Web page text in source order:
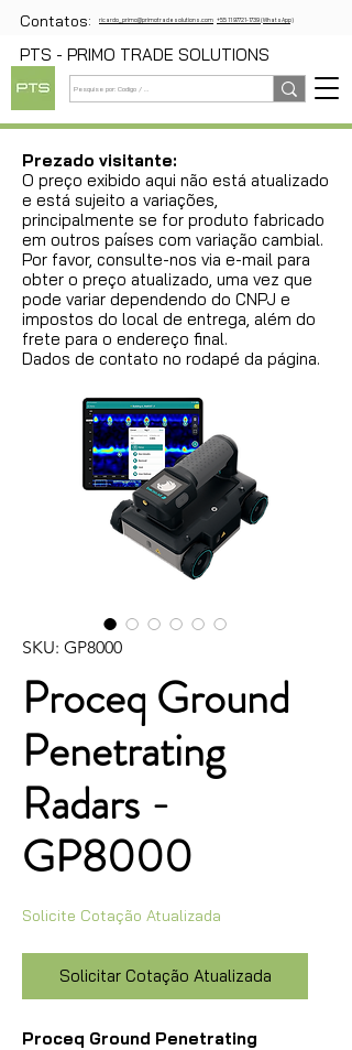
Contatos: ricardo_primo@primotradesolutions.com +55 11 97721-1739 (WhatsApp)
PTS - PRIMO TRADE SOLUTIONS
Prezado visitante:
O preço exibido aqui não está atualizado
e está sujeito a variações,
principalmente se for produto fabricado
em outros países com variação cambial.
Por favor, consulte-nos via e-mail para
obter o preço atualizado, uma vez que
pode variar dependendo do CNPJ e
impostos do local de entrega, além do
frete para o endereço final.
Dados de contato no rodapé da página.
SKU: GP8000
Proceq Ground
Penetrating
Radars -
GP8000
Solicite Cotação Atualizada
Solicitar Cotação Atualizada
Proceq Ground Penetrating